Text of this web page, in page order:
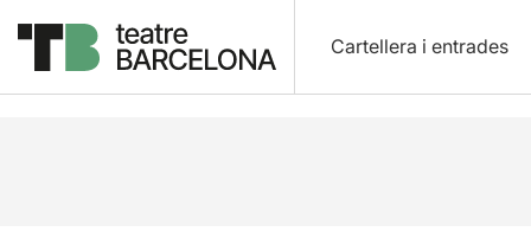
Cartellera i entrades
Descripció Fitxa artística Fotos i vídeos